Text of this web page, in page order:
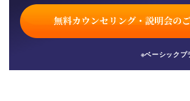
※ベーシックプ